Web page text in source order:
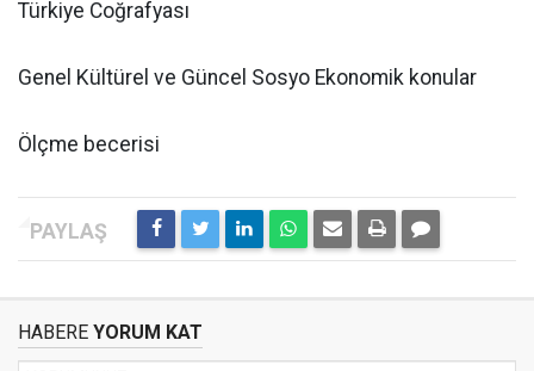
Türkiye Coğrafyası
Genel Kültürel ve Güncel Sosyo Ekonomik konular
Ölçme becerisi
HABERE YORUM KAT